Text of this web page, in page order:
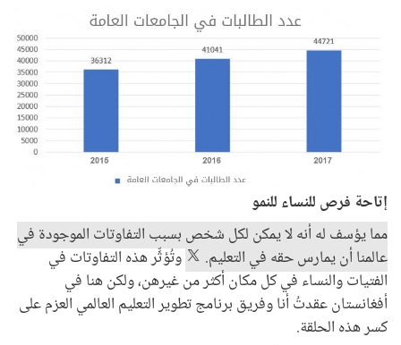
إتاحة فرص للنساء للنمو
مما يؤسف له أنه لا يمكن لكل شخص بسبب التفاوتات الموجودة في
عالمنا أن يمارس حقه في التعليم.
وتُؤثِّر هذه التفاوتات في
الفتيات والنساء في كل مكان أكثر من غيرهن، ولكن هنا في
أفغانستان عقدتُ أنا وفريق برنامج تطوير التعليم العالمي العزم على
كسر هذه الحلقة.